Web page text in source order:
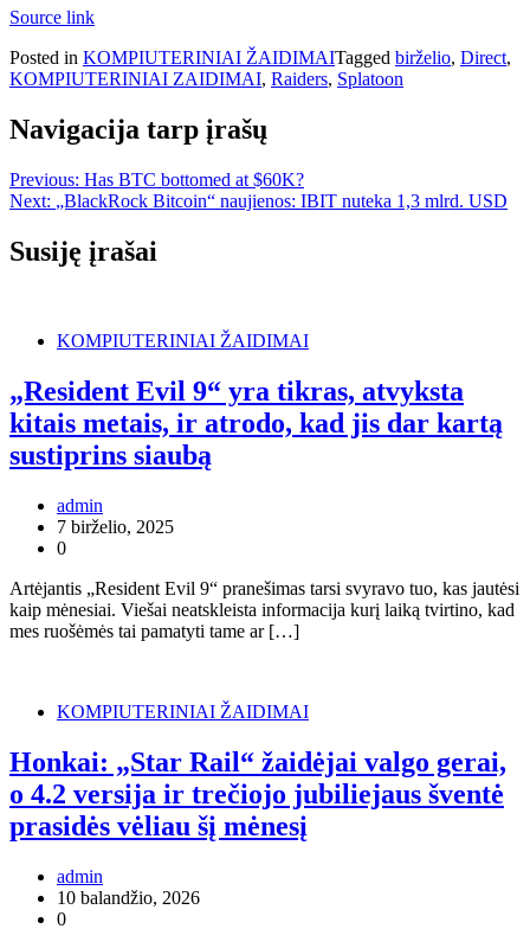
Source link
Posted in KOMPIUTERINIAI ŽAIDIMAITagged birželio, Direct,
KOMPIUTERINIAI ZAIDIMAI, Raiders, Splatoon
Navigacija tarp įrašų
Previous: Has BTC bottomed at $60K?
Next: „BlackRock Bitcoin“ naujienos: IBIT nuteka 1,3 mlrd. USD
Susiję įrašai
KOMPIUTERINIAI ŽAIDIMAI
„Resident Evil 9“ yra tikras, atvyksta
kitais metais, ir atrodo, kad jis dar kartą
sustiprins siaubą
admin
7 birželio, 2025
0
Artėjantis „Resident Evil 9“ pranešimas tarsi svyravo tuo, kas jautėsi
kaip mėnesiai. Viešai neatskleista informacija kurį laiką tvirtino, kad
mes ruošėmės tai pamatyti tame ar […]
KOMPIUTERINIAI ŽAIDIMAI
Honkai: „Star Rail“ žaidėjai valgo gerai,
o 4.2 versija ir trečiojo jubiliejaus šventė
prasidės vėliau šį mėnesį
admin
10 balandžio, 2026
0